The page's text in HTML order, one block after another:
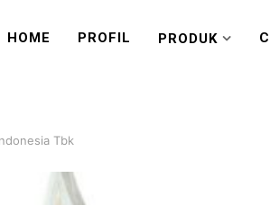
HOME PROFIL PRODUK
Tbk